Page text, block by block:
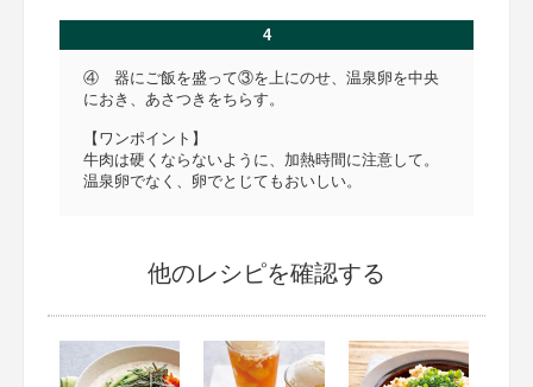
4
④ 器にご飯を盛って③を上にのせ、温泉卵を中央
におき、あさつきをちらす。
【ワンポイント】
牛肉は硬くならないように、加熱時間に注意して。
温泉卵でなく、卵でとじてもおいしい。
他のレシピを確認する